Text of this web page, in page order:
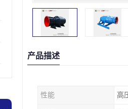
产品描述
性能 高